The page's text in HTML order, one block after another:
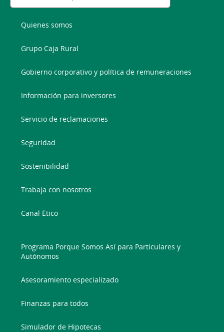
Quienes somos
Grupo Caja Rural
Gobierno corporativo y política de remuneraciones
Información para inversores
Servicio de reclamaciones
Seguridad
Sostenibilidad
Trabaja con nosotros
Canal Ético
Programa Porque Somos Así para Particulares y
Autónomos
Asesoramiento especializado
Finanzas para todos
Simulador de Hipotecas